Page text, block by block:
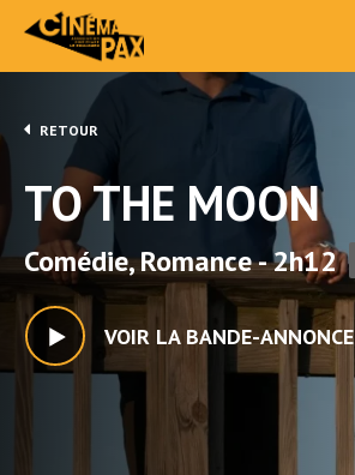
RETOUR
TO THE MOON
Comédie, Romance - 2h12
VOIR LA BANDE-ANNONCE